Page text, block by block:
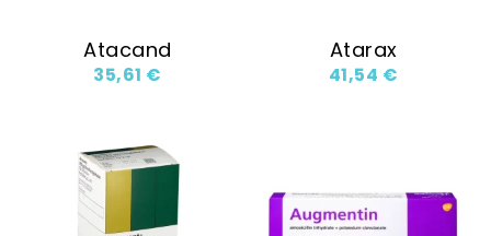
Atacand
35,61 €
Atarax
41,54 €